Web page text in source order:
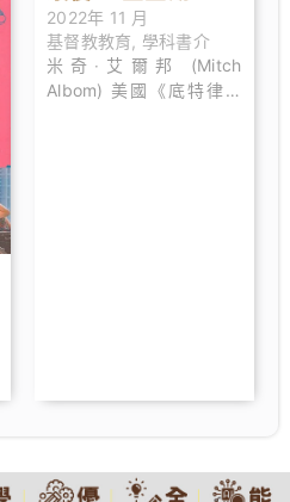
國麻塞諸塞州衛斯理鎮。
課
2022年 11 月
基督教教育, 學科書介
米奇‧艾爾邦 (Mitch
Albom) 美國《底特律自